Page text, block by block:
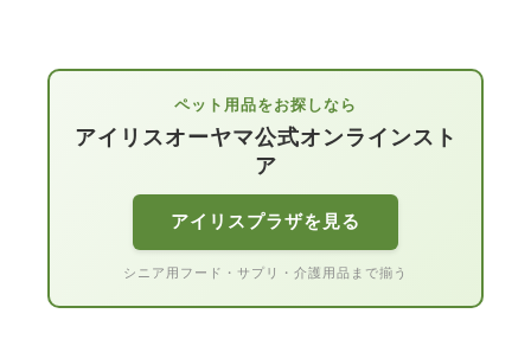
ペット用品をお探しなら
アイリスオーヤマ公式オンラインスト
ア
アイリスプラザを見る
シニア用フード・サプリ・介護用品まで揃う